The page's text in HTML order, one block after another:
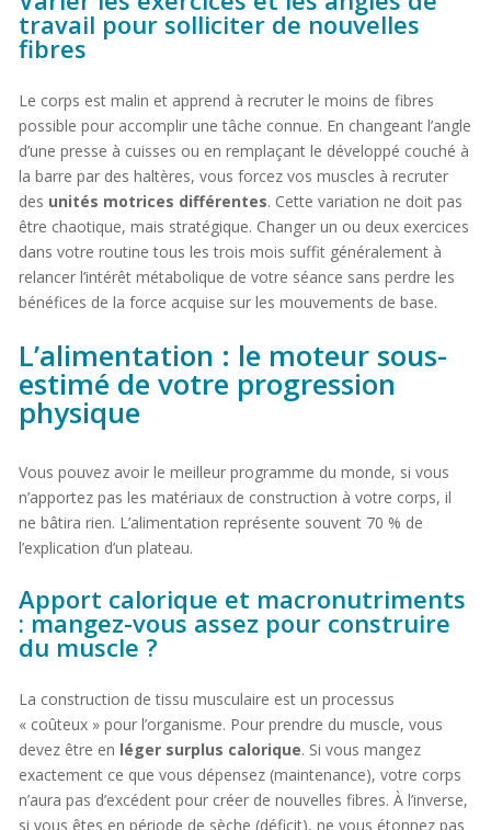
travail pour solliciter de nouvelles
fibres
Le corps est malin et apprend à recruter le moins de fibres
possible pour accomplir une tâche connue. En changeant l’angle
d’une presse à cuisses ou en remplaçant le développé couché à
la barre par des haltères, vous forcez vos muscles à recruter
des unités motrices différentes. Cette variation ne doit pas
être chaotique, mais stratégique. Changer un ou deux exercices
dans votre routine tous les trois mois suffit généralement à
relancer l’intérêt métabolique de votre séance sans perdre les
bénéfices de la force acquise sur les mouvements de base.
L’alimentation : le moteur sous-
estimé de votre progression
physique
Vous pouvez avoir le meilleur programme du monde, si vous
n’apportez pas les matériaux de construction à votre corps, il
ne bâtira rien. L’alimentation représente souvent 70 % de
l’explication d’un plateau.
Apport calorique et macronutriments
: mangez-vous assez pour construire
du muscle ?
La construction de tissu musculaire est un processus
« coûteux » pour l’organisme. Pour prendre du muscle, vous
devez être en léger surplus calorique. Si vous mangez
exactement ce que vous dépensez (maintenance), votre corps
n’aura pas d’excédent pour créer de nouvelles fibres. À l’inverse,
si vous êtes en période de sèche (déficit), ne vous étonnez pas